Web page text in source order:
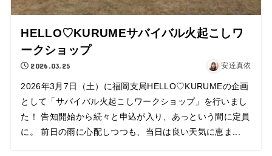
HELLO♡KURUMEサバイバル火起こしワ
ークショップ
2026.03.25 安達真依
2026年3月7日（土）に福岡支局HELLO♡KURUMEの企画
として「サバイバル火起こしワークショップ」を行いまし
た！ 告知開始から続々と申込が入り、あっという間に定員
に。 前日の雨に心配しつつも、当日は良い天気に恵ま...